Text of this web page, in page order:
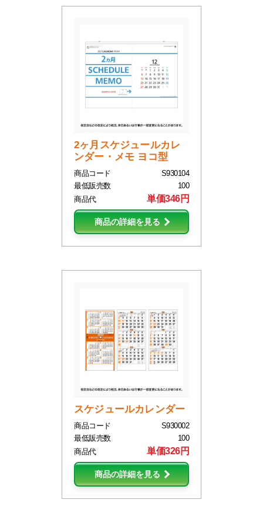
2ヶ月スケジュールカレ
ンダー・メモ ヨコ型
商品コード
S930104
最低販売数
100
商品代
単価346円
商品の詳細を見る
スケジュールカレンダー
商品コード
S930002
最低販売数
100
商品代
単価326円
商品の詳細を見る